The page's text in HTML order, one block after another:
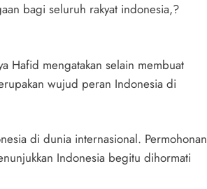
bagi seluruh rakyat indonesia,?
Hafid mengatakan selain membuat
wujud peran Indonesia di
di dunia internasional. Permohonan
Indonesia begitu dihormati